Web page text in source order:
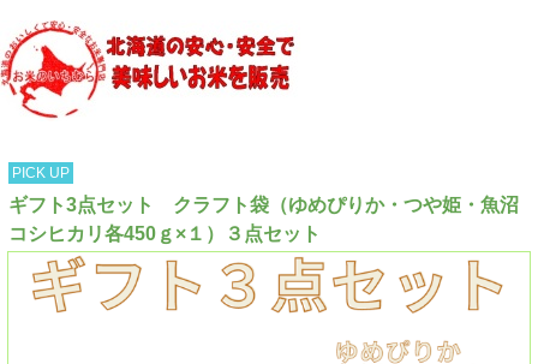
PICK UP
ギフト3点セット クラフト袋（ゆめぴりか・つや姫・魚沼
コシヒカリ各450ｇ×１）３点セット